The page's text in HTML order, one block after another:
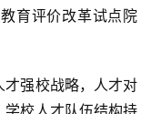
育评价改革试点院
强校战略，人才对
学校人才队伍结构持